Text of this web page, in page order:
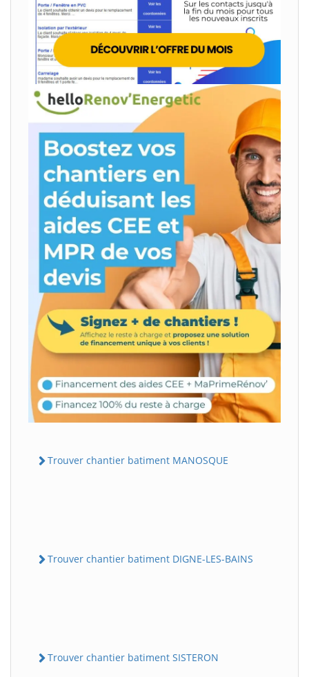
Trouver chantier batiment MANOSQUE
Trouver chantier batiment DIGNE-LES-BAINS
Trouver chantier batiment SISTERON